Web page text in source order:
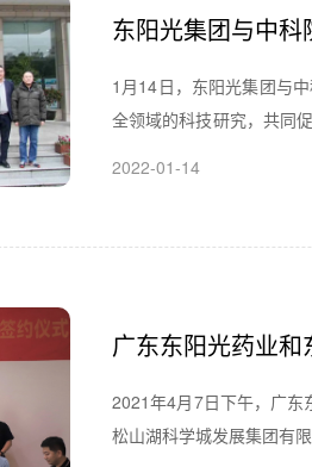
东阳光集团与中
1月14日，东阳光集团与
全领域的科技研究，共同
2022-01-14
广东东阳光药业
2021年4月7日下午，广东
松山湖科学城发展集团有